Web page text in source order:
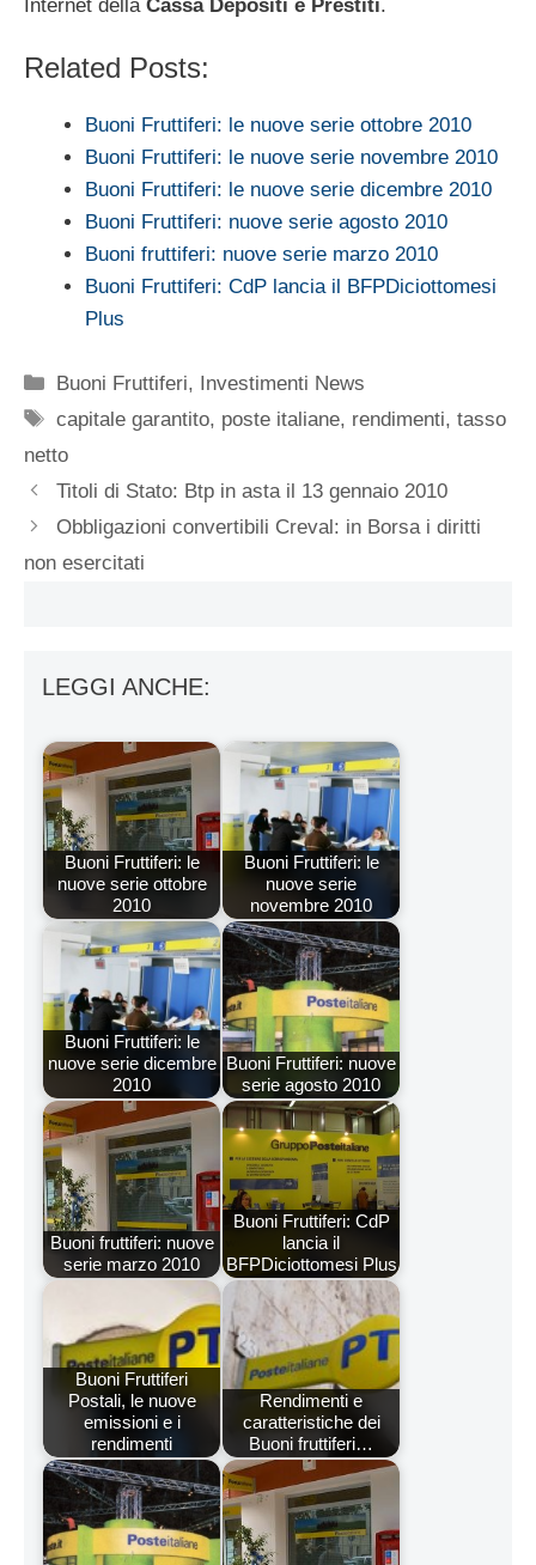
Internet della Cassa Depositi e Prestiti.
Related Posts:
Buoni Fruttiferi: le nuove serie ottobre 2010
Buoni Fruttiferi: le nuove serie novembre 2010
Buoni Fruttiferi: le nuove serie dicembre 2010
Buoni Fruttiferi: nuove serie agosto 2010
Buoni fruttiferi: nuove serie marzo 2010
Buoni Fruttiferi: CdP lancia il BFPDiciottomesi
Plus
Categorie
Buoni Fruttiferi, Investimenti News
Tag
capitale garantito, poste italiane, rendimenti,tasso
netto
Titoli di Stato: Btp in asta il 13 gennaio 2010
Obbligazioni convertibili Creval: in Borsa i diritti
non esercitati
LEGGI ANCHE:
Buoni Fruttiferi: le
nuove serie ottobre
2010
Buoni Fruttiferi: le
nuove serie
novembre 2010
Buoni Fruttiferi: le
nuove serie dicembre
2010
Buoni Fruttiferi: nuove
serie agosto 2010
Buoni fruttiferi: nuove
serie marzo 2010
Buoni Fruttiferi: CdP
lancia il
BFPDiciottomesi Plus
Buoni Fruttiferi
Postali, le nuove
emissioni e i
rendimenti
Rendimenti e
caratteristiche dei
Buoni fruttiferi…